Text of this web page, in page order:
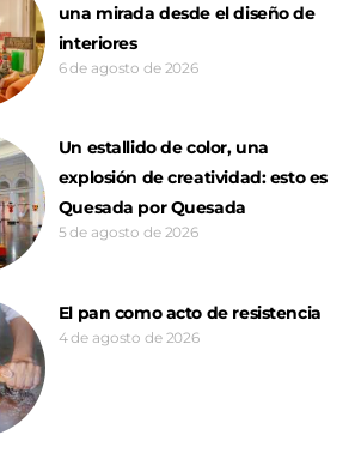
una mirada desde el diseño de
interiores
6 de agosto de 2026
Un estallido de color, una
explosión de creatividad: esto es
Quesada por Quesada
5 de agosto de 2026
El pan como acto de resistencia
4 de agosto de 2026